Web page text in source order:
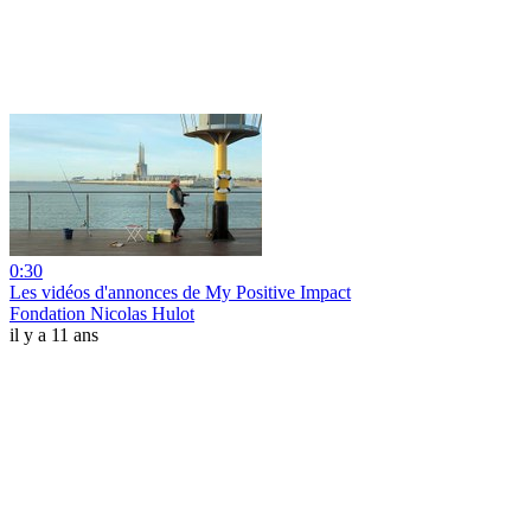
0:30
Les vidéos d'annonces de My Positive Impact
Fondation Nicolas Hulot
il y a 11 ans